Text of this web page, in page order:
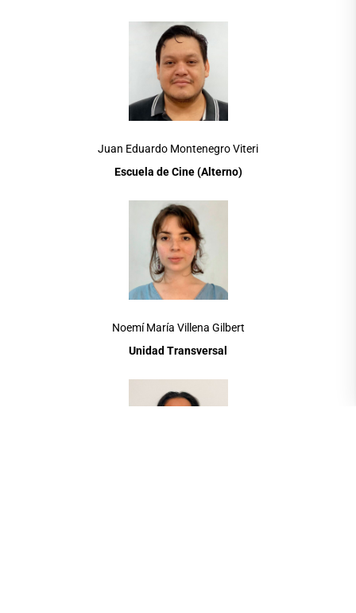
Juan Eduardo Montenegro Viteri
Escuela de Cine (Alterno)
Noemí María Villena Gilbert
Unidad Transversal